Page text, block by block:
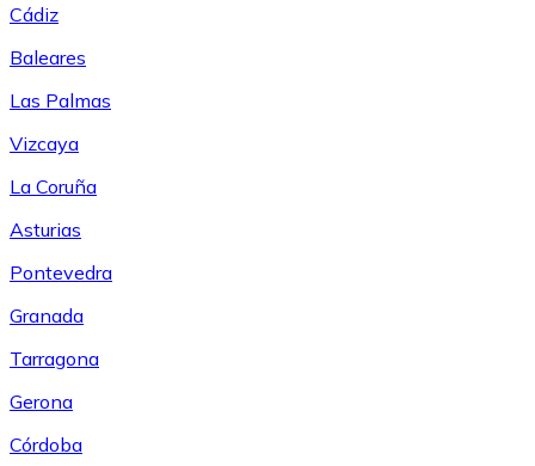
Cádiz
Baleares
Las Palmas
Vizcaya
La Coruña
Asturias
Pontevedra
Granada
Tarragona
Gerona
Córdoba